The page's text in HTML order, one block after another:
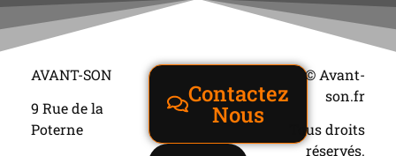
AVANT-SON
9 Rue de la
Poterne
Contactez
Nous
© Avant-
son.fr
Tous droits
réservés.